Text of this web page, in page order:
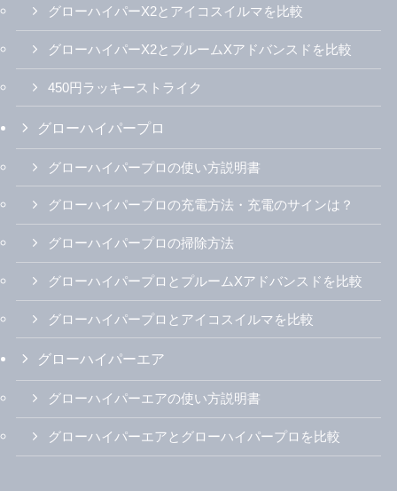
グローハイパーX2とアイコスイルマを比較
グローハイパーX2とプルームXアドバンスドを比較
450円ラッキーストライク
グローハイパープロ
グローハイパープロの使い方説明書
グローハイパープロの充電方法・充電のサインは？
グローハイパープロの掃除方法
グローハイパープロとプルームXアドバンスドを比較
グローハイパープロとアイコスイルマを比較
グローハイパーエア
グローハイパーエアの使い方説明書
グローハイパーエアとグローハイパープロを比較